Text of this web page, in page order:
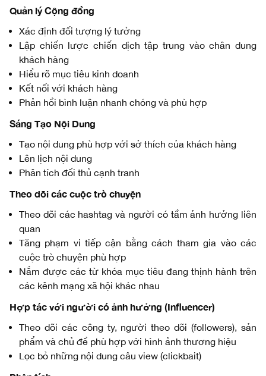
Quản lý Cộng đồng
Xác định đối tượng lý tưởng
Lập chiến lược chiến dịch tập trung vào chân dung
khách hàng
Hiểu rõ mục tiêu kinh doanh
Kết nối với khách hàng
Phản hồi bình luận nhanh chóng và phù hợp
Sáng Tạo Nội Dung
Tạo nội dung phù hợp với sở thích của khách hàng
Lên lịch nội dung
Phân tích đối thủ cạnh tranh
Theo dõi các cuộc trò chuyện
Theo dõi các hashtag và người có tầm ảnh hưởng liên
quan
Tăng phạm vi tiếp cận bằng cách tham gia vào các
cuộc trò chuyện phù hợp
Nắm được các từ khóa mục tiêu đang thịnh hành trên
các kênh mạng xã hội khác nhau
Hợp tác với người có ảnh hưởng (Influencer)
Theo dõi các công ty, người theo dõi (followers), sản
phẩm và chủ đề phù hợp với hình ảnh thương hiệu
Lọc bỏ những nội dung câu view (clickbait)